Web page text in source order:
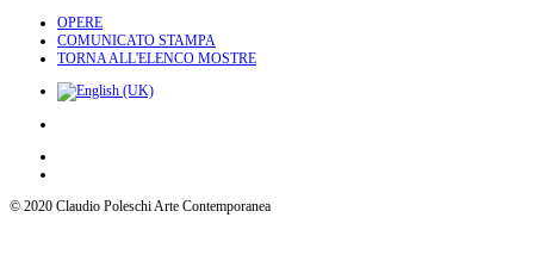
OPERE
COMUNICATO STAMPA
TORNA ALL'ELENCO MOSTRE
© 2020 Claudio Poleschi Arte Contemporanea